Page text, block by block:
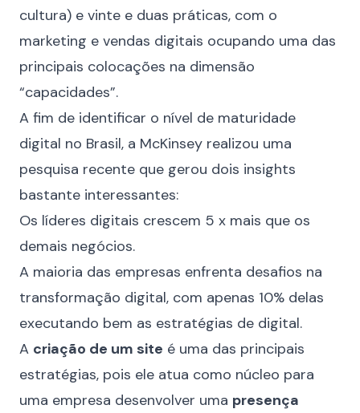
cultura) e vinte e duas práticas, com o
marketing e vendas digitais ocupando uma das
principais colocações na dimensão
“capacidades”.
A fim de identificar o nível de maturidade
digital no Brasil, a McKinsey realizou uma
pesquisa recente que gerou dois insights
bastante interessantes:
Os líderes digitais crescem 5 x mais que os
demais negócios.
A maioria das empresas enfrenta desafios na
transformação digital, com apenas 10% delas
executando bem as estratégias de digital.
A criação de um site é uma das principais
estratégias, pois ele atua como núcleo para
uma empresa desenvolver uma presença